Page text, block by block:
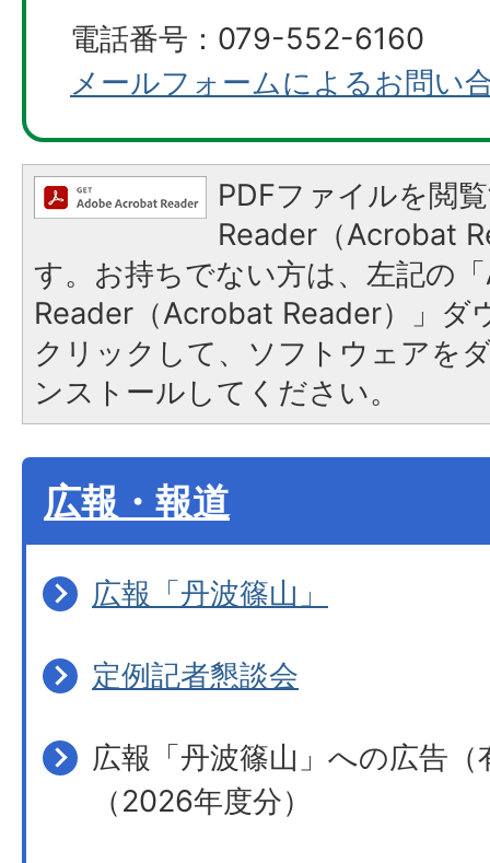
電話番号：079-552-6160
メールフォームによるお問い
PDFファイルを閲
Reader（Acrobat
す。お持ちでない方は、左記の
Reader（Acrobat Reader）」ダ
クリックして、ソフトウェアを
ンストールしてください。
広報・報道
広報「丹波篠山」
定例記者懇談会
広報「丹波篠山」への広告（
（2026年度分）